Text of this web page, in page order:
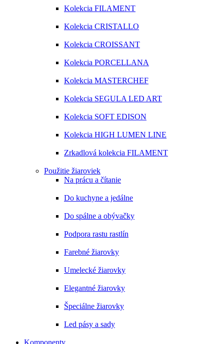
Kolekcia FILAMENT
Kolekcia CRISTALLO
Kolekcia CROISSANT
Kolekcia PORCELLANA
Kolekcia MASTERCHEF
Kolekcia SEGULA LED ART
Kolekcia SOFT EDISON
Kolekcia HIGH LUMEN LINE
Zrkadlová kolekcia FILAMENT
Použitie žiaroviek
Na prácu a čítanie
Do kuchyne a jedálne
Do spálne a obývačky
Podpora rastu rastlín
Farebné žiarovky
Umelecké žiarovky
Elegantné žiarovky
Špeciálne žiarovky
Led pásy a sady
Komponenty